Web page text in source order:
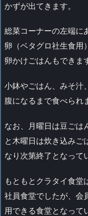
かずが出てきます。
総菜コーナーの左端に
卵（ベタグロ社生食用
卵かけごはんもできま
小鉢やごはん、みそ汁
腹になるまで食べられ
なお、月曜日は豆ごは
と木曜日は炊き込みご
なり次第終了となって
もともとクラタイ食堂
社員食堂でしたが、会
用できる食堂となって